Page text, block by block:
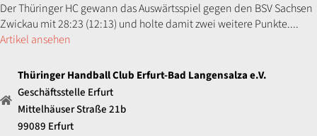
Der Thüringer HC gewann das Auswärtsspiel gegen den BSV Sachsen
Zwickau mit 28:23 (12:13) und holte damit zwei weitere Punkte....
Artikel ansehen
Thüringer Handball Club Erfurt-Bad Langensalza e.V.
Geschäftsstelle Erfurt
Mittelhäuser Straße 21b
99089 Erfurt